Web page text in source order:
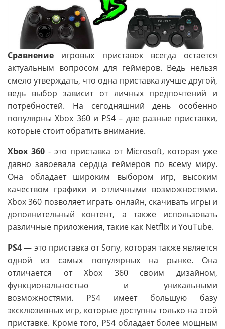
Сравнение игровых приставок всегда остается
актуальным вопросом для геймеров. Ведь нельзя
смело утверждать, что одна приставка лучше другой,
ведь выбор зависит от личных предпочтений и
потребностей. На сегодняшний день особенно
популярны Xbox 360 и PS4 – две разные приставки,
которые стоит обратить внимание.
Xbox 360 - это приставка от Microsoft, которая уже
давно завоевала сердца геймеров по всему миру.
Она обладает широким выбором игр, высоким
качеством графики и отличными возможностями.
Xbox 360 позволяет играть онлайн, скачивать игры и
дополнительный контент, а также использовать
различные приложения, такие как Netflix и YouTube.
PS4— это приставка от Sony, которая также является
одной из самых популярных на рынке. Она
отличается от Xbox 360 своим дизайном,
функциональностью и уникальными
возможностями. PS4 имеет большую базу
эксклюзивных игр, которые доступны только на этой
приставке. Кроме того, PS4 обладает более мощным